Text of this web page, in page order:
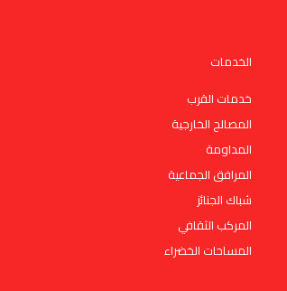
الخدمات
خدمات القرب
المصالح الخارجية
المداومة
المرافق الجماعية
شباك الجنائز
المركب الثقافي
المساحات الخضراء